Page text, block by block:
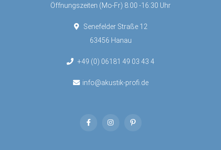
Öffnungszeiten (Mo-Fr) 8:00 -16:30 Uhr
Senefelder Straße 12
63456 Hanau
+49 (0) 06181 49 03 43 4
info@akustik-profi.de